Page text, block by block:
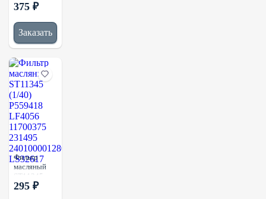
P165006
11707525
3I0647
938335Q
375 ₽
Заказать
Фильтр
масляный
ST11345
(1/40)
295 ₽